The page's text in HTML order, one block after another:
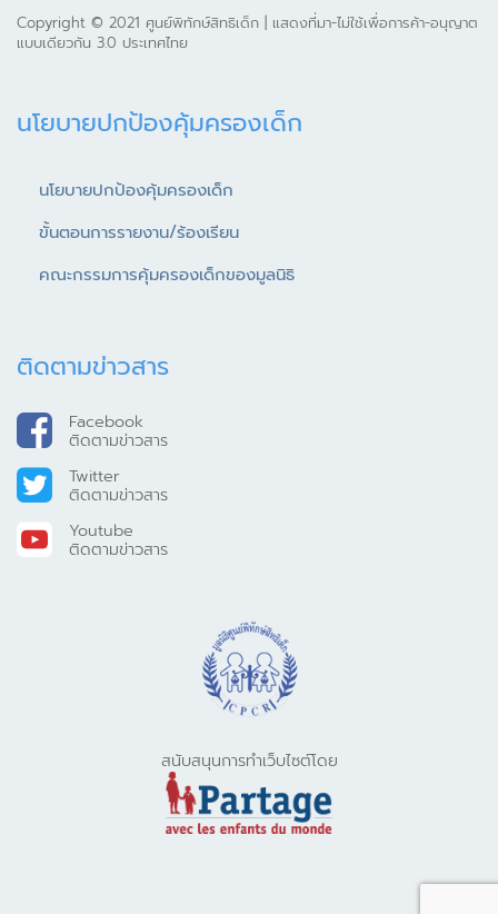
Copyright © 2021 ศูนย์พิทักษ์สิทธิเด็ก | แสดงที่มา-ไม่ใช้เพื่อการค้า-อนุญาต
แบบเดียวกัน 3.0 ประเทศไทย
นโยบายปกป้องคุ้มครองเด็ก
นโยบายปกป้องคุ้มครองเด็ก
ขั้นตอนการรายงาน/ร้องเรียน
คณะกรรมการคุ้มครองเด็กของมูลนิธิ
ติดตามข่าวสาร
Facebook
ติดตามข่าวสาร
Twitter
ติดตามข่าวสาร
Youtube
ติดตามข่าวสาร
สนับสนุนการทำเว็บไซต์โดย